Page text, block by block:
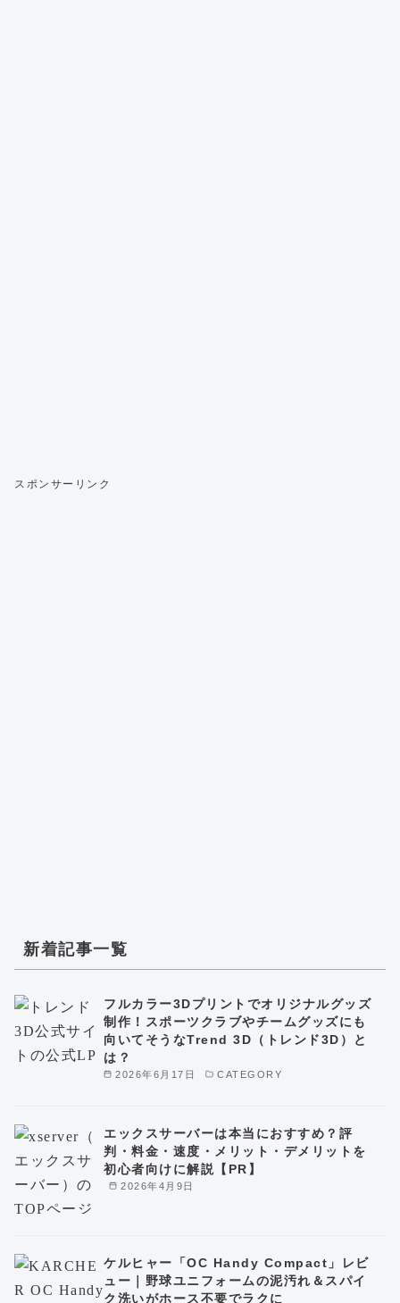
スポンサーリンク
新着記事一覧
2026年6月17日 CATEGORY
フルカラー3Dプリントでオリジナルグッズ
制作！スポーツクラブやチームグッズにも
向いてそうなTrend 3D（トレンド3D）と
は？
2026年4月9日
エックスサーバーは本当におすすめ？評
判・料金・速度・メリット・デメリットを
初心者向けに解説【PR】
ケルヒャー「OC Handy Compact」レビ
ュー｜野球ユニフォームの泥汚れ＆スパイ
ク洗いがホース不要でラクに